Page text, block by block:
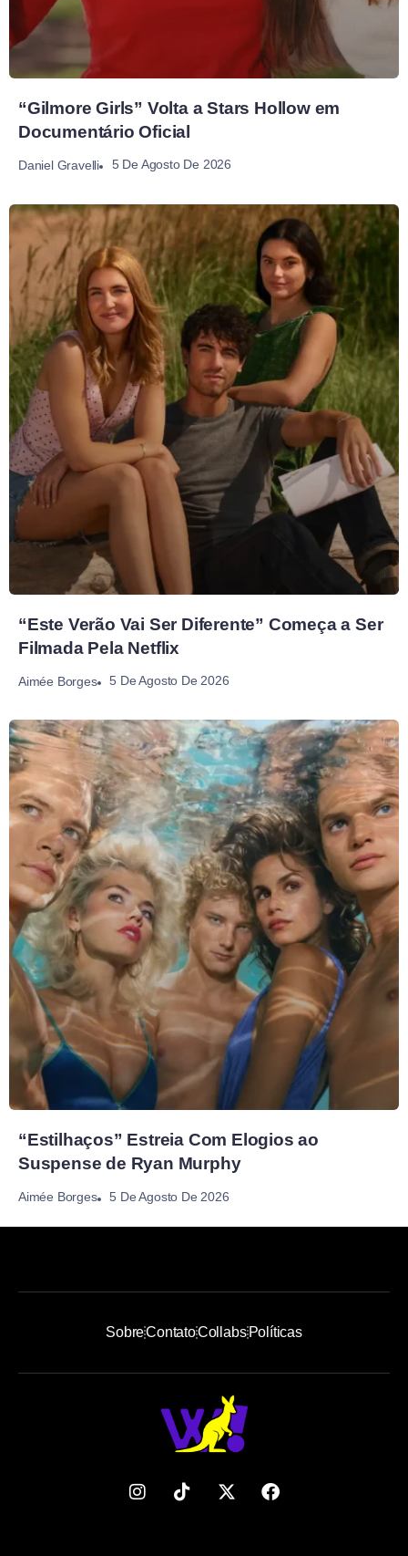
“Gilmore Girls” Volta a Stars Hollow em
Documentário Oficial
Daniel Gravelli 5 De Agosto De 2026
“Este Verão Vai Ser Diferente” Começa a Ser
Filmada Pela Netflix
Aimée Borges 5 De Agosto De 2026
“Estilhaços” Estreia Com Elogios ao
Suspense de Ryan Murphy
Aimée Borges 5 De Agosto De 2026
SobreContatoCollabsPolíticas